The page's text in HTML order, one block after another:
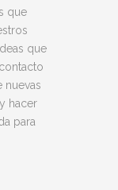
que
que
nuevas
hacer
para